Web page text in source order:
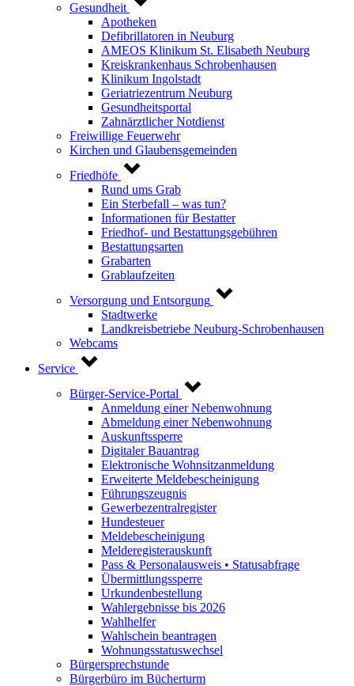
Gesundheit
Apotheken
Defibrillatoren in Neuburg
AMEOS Klinikum St. Elisabeth Neuburg
Kreiskrankenhaus Schrobenhausen
Klinikum Ingolstadt
Geriatriezentrum Neuburg
Gesundheitsportal
Zahnärztlicher Notdienst
Freiwillige Feuerwehr
Kirchen und Glaubensgemeinden
Friedhöfe
Rund ums Grab
Ein Sterbefall – was tun?
Informationen für Bestatter
Friedhof- und Bestattungsgebühren
Bestattungsarten
Grabarten
Grablaufzeiten
Versorgung und Entsorgung
Stadtwerke
Landkreisbetriebe Neuburg-Schrobenhausen
Webcams
Service
Bürger-Service-Portal
Anmeldung einer Nebenwohnung
Abmeldung einer Nebenwohnung
Auskunftssperre
Digitaler Bauantrag
Elektronische Wohnsitzanmeldung
Erweiterte Meldebescheinigung
Führungszeugnis
Gewerbezentralregister
Hundesteuer
Meldebescheinigung
Melderegisterauskunft
Pass & Personalausweis • Statusabfrage
Übermittlungssperre
Urkundenbestellung
Wahlergebnisse bis 2026
Wahlhelfer
Wahlschein beantragen
Wohnungsstatuswechsel
Bürgersprechstunde
Bürgerbüro im Bücherturm